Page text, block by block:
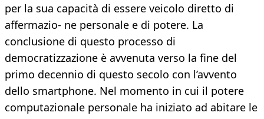
per la sua capacità di essere veicolo diretto di
affermazio- ne personale e di potere. La
conclusione di questo processo di
democratizzazione è avvenuta verso la fine del
primo decennio di questo secolo con l’avvento
dello smartphone. Nel momento in cui il potere
computazionale personale ha iniziato ad abitare le